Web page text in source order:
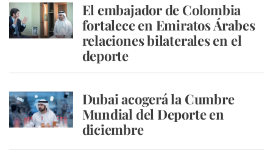
El embajador de Colombia
fortalece en Emiratos Árabes
relaciones bilaterales en el
deporte
Dubai acogerá la Cumbre
Mundial del Deporte en
diciembre